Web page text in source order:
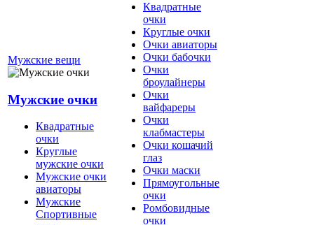
Мужские вещи
Мужские очки
Квадратные
очки
Круглые
мужские очки
Мужские очки
авиаторы
Мужские
Спортивные
Квадратные
очки
Круглые очки
Очки авиаторы
Очки бабочки
Очки
броулайнеры
Очки
вайфареры
Очки
клабмастеры
Очки кошачий
глаз
Очки маски
Прямоугольные
очки
Ромбовидные
очки